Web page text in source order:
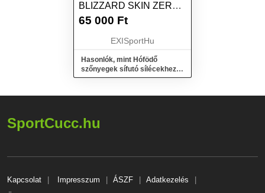
BLIZZARD SKIN ZERO
G84 APPROACH 178-
65 000 Ft
EXISportHu
Hasonlók, mint Hófödő
szőnyegek sífutó sílécekhez
BLIZZARD Skin Zero G84
SportCucc.hu
Kapcsolat Impresszum ÁSZF
Adatkezelés